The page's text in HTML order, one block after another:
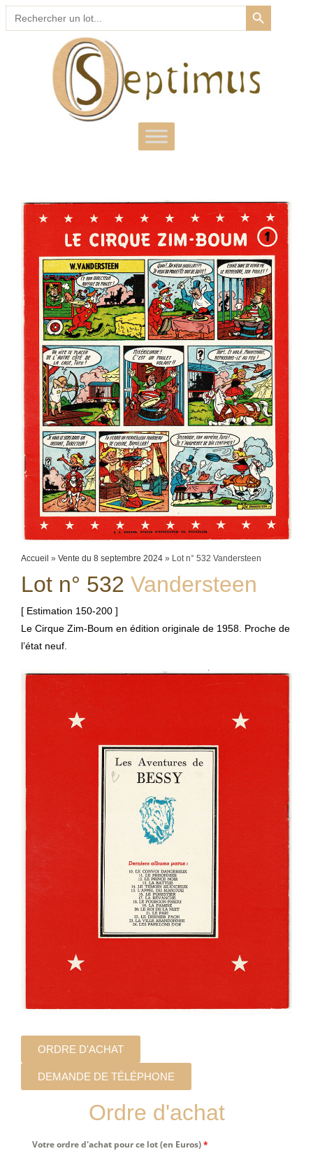
Search
for:
SEARCH BUTTON
Accueil » Vente du 8 septembre 2024 » Lot n° 532 Vandersteen
Lot n° 532 Vandersteen
[ Estimation 150-200 ]
Le Cirque Zim-Boum en édition originale de 1958. Proche de
l’état neuf.
ORDRE D'ACHAT
DEMANDE DE TÉLÉPHONE
Ordre d'achat
Votre ordre d'achat pour ce lot (en Euros)*